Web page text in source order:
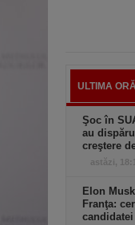
ULTIMA ORĂ
Şoc în
au
creştere
astăzi,
Elon
Franţa:
candidatei